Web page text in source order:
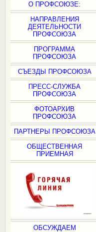
О ПРОФСОЮЗЕ:
НАПРАВЛЕНИЯ
ДЕЯТЕЛЬНОСТИ
ПРОФСОЮЗА
ПРОГРАММА
ПРОФСОЮЗА
СЪЕЗДЫ ПРОФСОЮЗА
ПРЕСС-СЛУЖБА
ПРОФСОЮЗА
ФОТОАРХИВ
ПРОФСОЮЗА
ПАРТНЕРЫ ПРОФСОЮЗА
ОБЩЕСТВЕННАЯ
ПРИЕМНАЯ
ОБСУЖДАЕМ